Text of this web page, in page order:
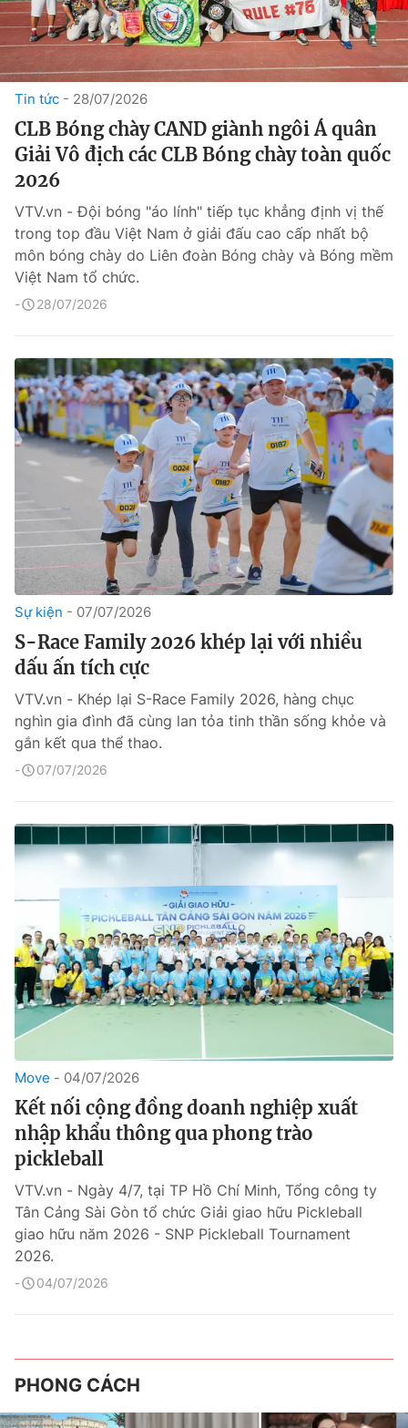
Tin tức 28/07/2026
CLB Bóng chày CAND giành ngôi Á quân
Giải Vô địch các CLB Bóng chày toàn quốc
2026
VTV.vn - Đội bóng "áo lính" tiếp tục khẳng định vị thế
trong top đầu Việt Nam ở giải đấu cao cấp nhất bộ
môn bóng chày do Liên đoàn Bóng chày và Bóng mềm
Việt Nam tổ chức.
28/07/2026
Sự kiện 07/07/2026
S-Race Family 2026 khép lại với nhiều
dấu ấn tích cực
VTV.vn - Khép lại S-Race Family 2026, hàng chục
nghìn gia đình đã cùng lan tỏa tinh thần sống khỏe và
gắn kết qua thể thao.
07/07/2026
Move 04/07/2026
Kết nối cộng đồng doanh nghiệp xuất
nhập khẩu thông qua phong trào
pickleball
VTV.vn - Ngày 4/7, tại TP Hồ Chí Minh, Tổng công ty
Tân Cảng Sài Gòn tổ chức Giải giao hữu Pickleball
giao hữu năm 2026 - SNP Pickleball Tournament
2026.
04/07/2026
PHONG CÁCH